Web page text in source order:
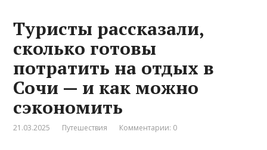
Туристы рассказали,
сколько готовы
потратить на отдых в
Сочи — и как можно
сэкономить
21.03.2025 Путешествия Комментарии: 0